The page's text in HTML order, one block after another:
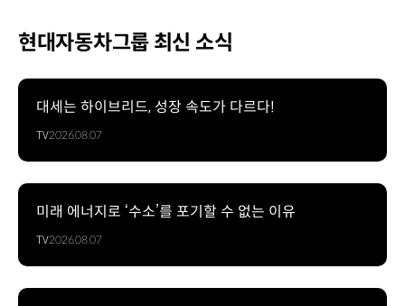
현대자동차그룹 최신 소식
대세는 하이브리드, 성장 속도가 다르다!
TV2026.08.07
미래 에너지로 ‘수소’를 포기할 수 없는 이유
TV2026.08.07